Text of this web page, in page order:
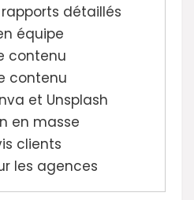
détaillés
équipe
contenu
contenu
et Unsplash
en masse
clients
les agences